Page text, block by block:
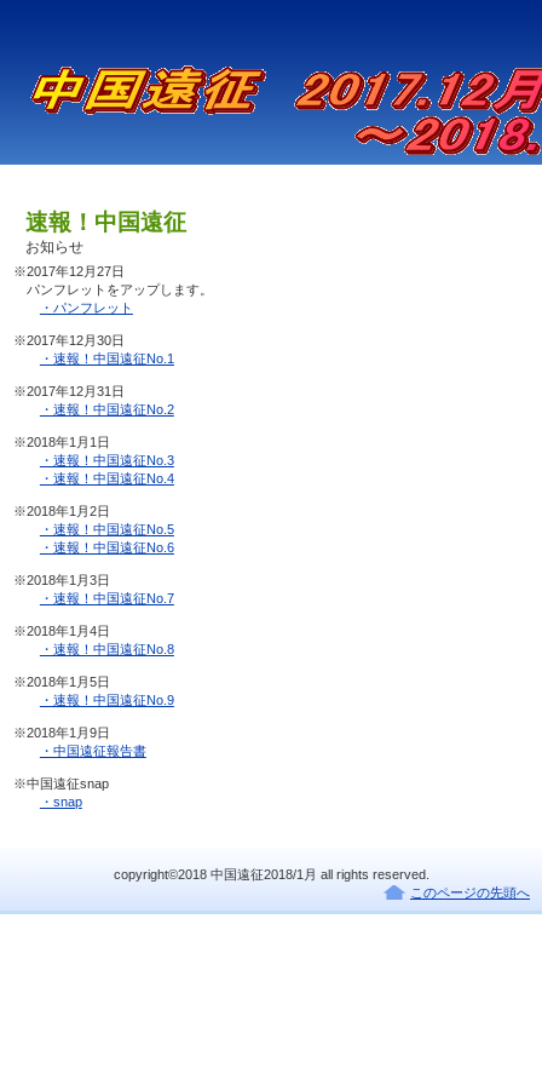
速報！中国遠征
お知らせ
※2017年12月27日
パンフレットをアップします。
・パンフレット
※2017年12月30日
・速報！中国遠征No.1
※2017年12月31日
・速報！中国遠征No.2
※2018年1月1日
・速報！中国遠征No.3
・速報！中国遠征No.4
※2018年1月2日
・速報！中国遠征No.5
・速報！中国遠征No.6
※2018年1月3日
・速報！中国遠征No.7
※2018年1月4日
・速報！中国遠征No.8
※2018年1月5日
・速報！中国遠征No.9
※2018年1月9日
・中国遠征報告書
※中国遠征snap
・snap
copyright©2018 中国遠征2018/1月 all rights reserved.
このページの先頭へ